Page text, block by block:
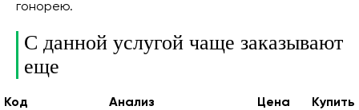
гонорею.
С данной услугой чаще заказывают
еще
Код Анализ Цена
Купить